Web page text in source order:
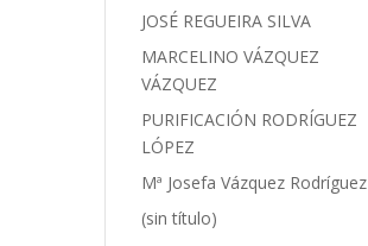
JOSÉ REGUEIRA SILVA
MARCELINO VÁZQUEZ
VÁZQUEZ
PURIFICACIÓN RODRÍGUEZ
LÓPEZ
Mª Josefa Vázquez Rodríguez
(sin título)